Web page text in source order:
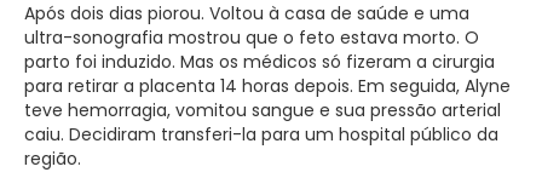
Após dois dias piorou. Voltou à casa de saúde e uma
ultra-sonografia mostrou que o feto estava morto. O
parto foi induzido. Mas os médicos só fizeram a cirurgia
para retirar a placenta 14 horas depois. Em seguida, Alyne
teve hemorragia, vomitou sangue e sua pressão arterial
caiu. Decidiram transferi-la para um hospital público da
região.